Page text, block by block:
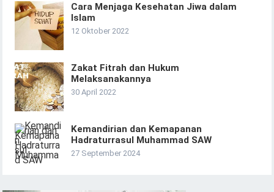
Cara Menjaga Kesehatan Jiwa dalam
Islam
12 Oktober 2022
Zakat Fitrah dan Hukum
Melaksanakannya
30 April 2022
Kemandirian dan Kemapanan
Hadraturrasul Muhammad SAW
27 September 2024